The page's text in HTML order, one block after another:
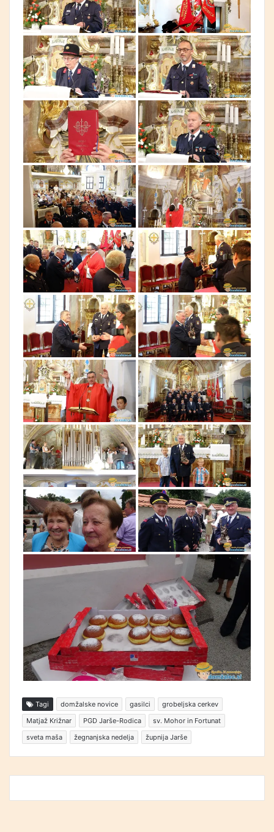
Tagi domžalske novice gasilci
grobeljska cerkev
Matjaž Križnar
PGD Jarše-Rodica
sv. Mohor in Fortunat
sveta maša
žegnanjska nedelja župnija Jarše